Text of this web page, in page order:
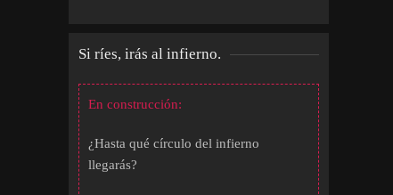
Si ríes, irás al infierno.
En construcción:
¿Hasta qué círculo del infierno
llegarás?